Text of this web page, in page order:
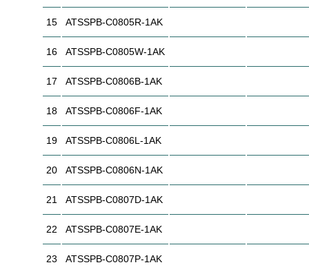
15 ATSSPB-C0805R-1AK
16 ATSSPB-C0805W-1AK
17 ATSSPB-C0806B-1AK
18 ATSSPB-C0806F-1AK
19 ATSSPB-C0806L-1AK
20 ATSSPB-C0806N-1AK
21 ATSSPB-C0807D-1AK
22 ATSSPB-C0807E-1AK
23 ATSSPB-C0807P-1AK